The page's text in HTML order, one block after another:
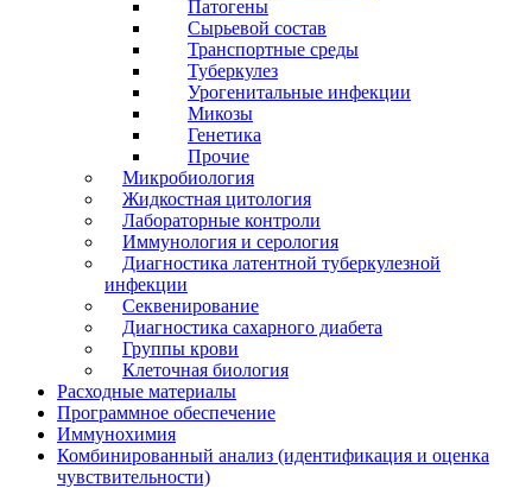
Патогены
Сырьевой состав
Транспортные среды
Туберкулез
Урогенитальные инфекции
Микозы
Генетика
Прочие
Микробиология
Жидкостная цитология
Лабораторные контроли
Иммунология и серология
Диагностика латентной туберкулезной
инфекции
Секвенирование
Диагностика сахарного диабета
Группы крови
Клеточная биология
Расходные материалы
Программное обеспечение
Иммунохимия
Комбинированный анализ (идентификация и оценка
чувствительности)